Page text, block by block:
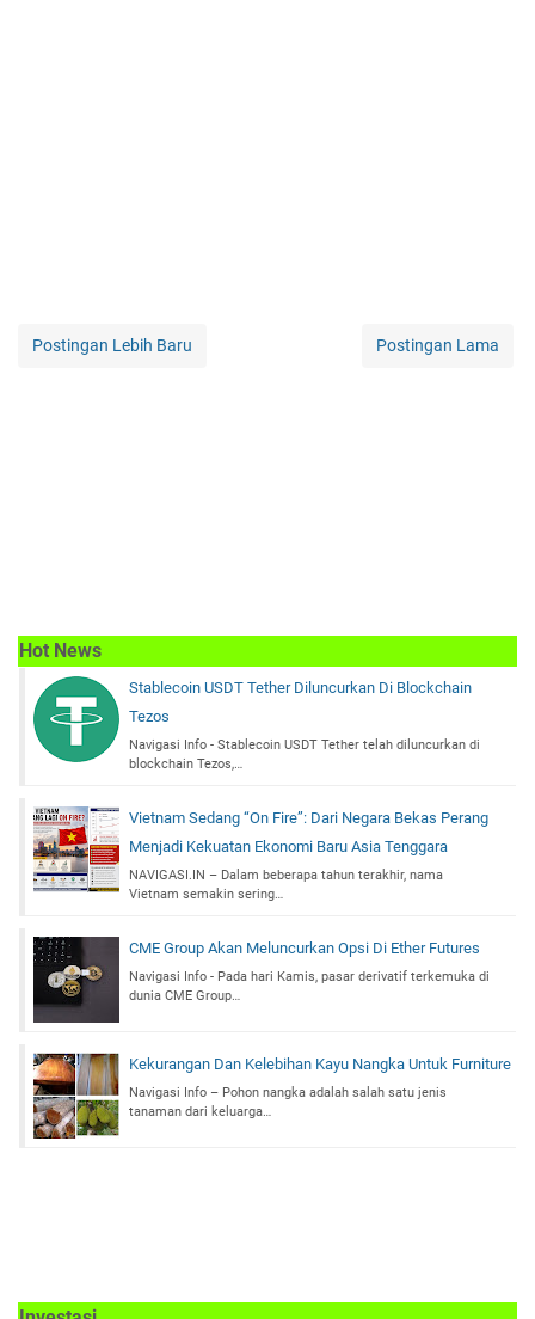
Postingan Lebih Baru Postingan Lama
Hot News
Stablecoin USDT Tether Diluncurkan Di Blockchain
Tezos
Navigasi Info - Stablecoin USDT Tether telah diluncurkan di
blockchain Tezos,…
Vietnam Sedang “On Fire”: Dari Negara Bekas Perang
Menjadi Kekuatan Ekonomi Baru Asia Tenggara
NAVIGASI.IN – Dalam beberapa tahun terakhir, nama
Vietnam semakin sering…
CME Group Akan Meluncurkan Opsi Di Ether Futures
Navigasi Info - Pada hari Kamis, pasar derivatif terkemuka di
dunia CME Group…
Kekurangan Dan Kelebihan Kayu Nangka Untuk Furniture
Navigasi Info – Pohon nangka adalah salah satu jenis
tanaman dari keluarga…